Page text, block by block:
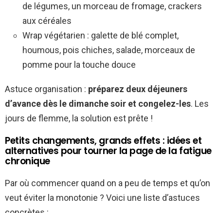
de légumes, un morceau de fromage, crackers
aux céréales
Wrap végétarien : galette de blé complet,
houmous, pois chiches, salade, morceaux de
pomme pour la touche douce
Astuce organisation : préparez deux déjeuners
d’avance dès le dimanche soir et congelez-les. Les
jours de flemme, la solution est prête !
Petits changements, grands effets : idées et
alternatives pour tourner la page de la fatigue
chronique
Par où commencer quand on a peu de temps et qu’on
veut éviter la monotonie ? Voici une liste d’astuces